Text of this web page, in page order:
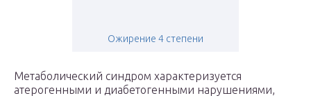
Ожирение 4 степени
Метаболический синдром характеризуется
атерогенными и диабетогенными нарушениями,